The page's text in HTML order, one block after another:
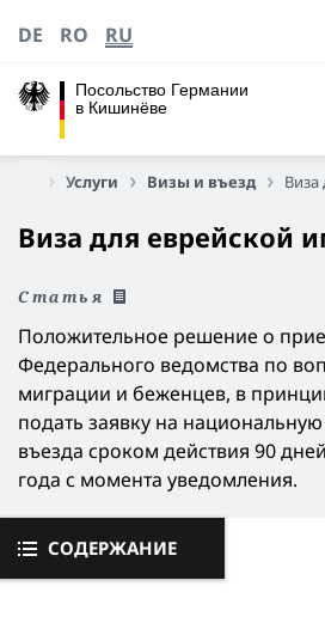
Посольство Германии
в Кишинёве
DE RO RU
Услуги Визы и въезд Виза
Виза для еврейской
Статья
Положительное решение о
Федерального ведомства по
миграции и беженцев, в
подать заявку на
въезда сроком действия 90
года с момента уведомления.
СОДЕРЖАНИЕ